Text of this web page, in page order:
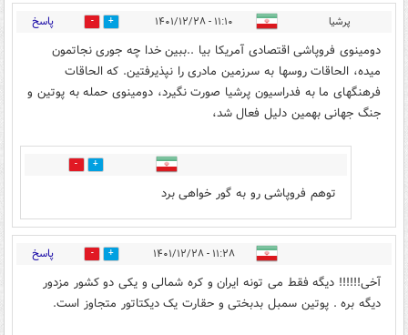
پرشیا ۱۱:۱۰ - ۱۴۰۱/۱۲/۲۸ 1 پاسخ
دومینوی فروپاشی اقتصادی آمریکا بیا ..ببین خدا چه جوری نجاتمون
میده، الحاقات روسها به سرزمین مادری را نپذیرفتین. که الحاقات
فرهنگهای ما به فدراسيون پرشیا صورت نگیرد، دومینوی حمله به پوتین و
جنگ جهانی بهمین دلیل فعال شد،
0
توهم فروپاشی رو به گور خواهی برد
۱۱:۲۸ - ۱۴۰۱/۱۲/۲۸ 4 پاسخ
آخی!!!!!! دیگه فقط می تونه ایران و کره شمالی و یکی دو کشور مزدور
دیگه بره . پوتین سمبل بدبختی و حقارت یک دیکتاتور متجاوز است.